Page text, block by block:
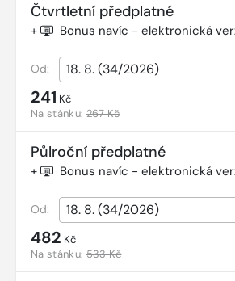
Čtvrtletní předplatné
+ Bonus navíc - elektronická
Od:
241 Kč
Na stánku:267 Kč
Půlroční předplatné
+ Bonus navíc - elektronická
Od:
482 Kč
Na stánku:533 Kč